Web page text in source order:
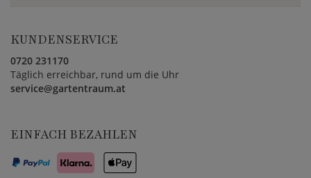
KUNDENSERVICE
0720 231170
Täglich erreichbar, rund um die Uhr
service@gartentraum.at
EINFACH BEZAHLEN